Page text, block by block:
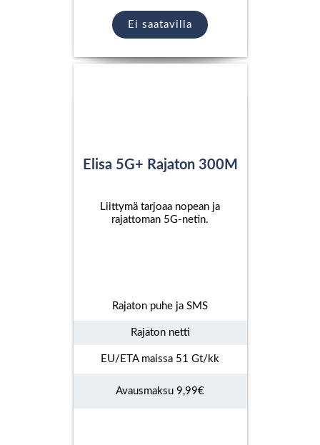
Ei saatavilla
Elisa 5G+ Rajaton 300M
Liittymä tarjoaa nopean ja
rajattoman 5G-netin.
Rajaton puhe ja SMS
Rajaton netti
EU/ETA maissa 51 Gt/kk
Avausmaksu 9,99€